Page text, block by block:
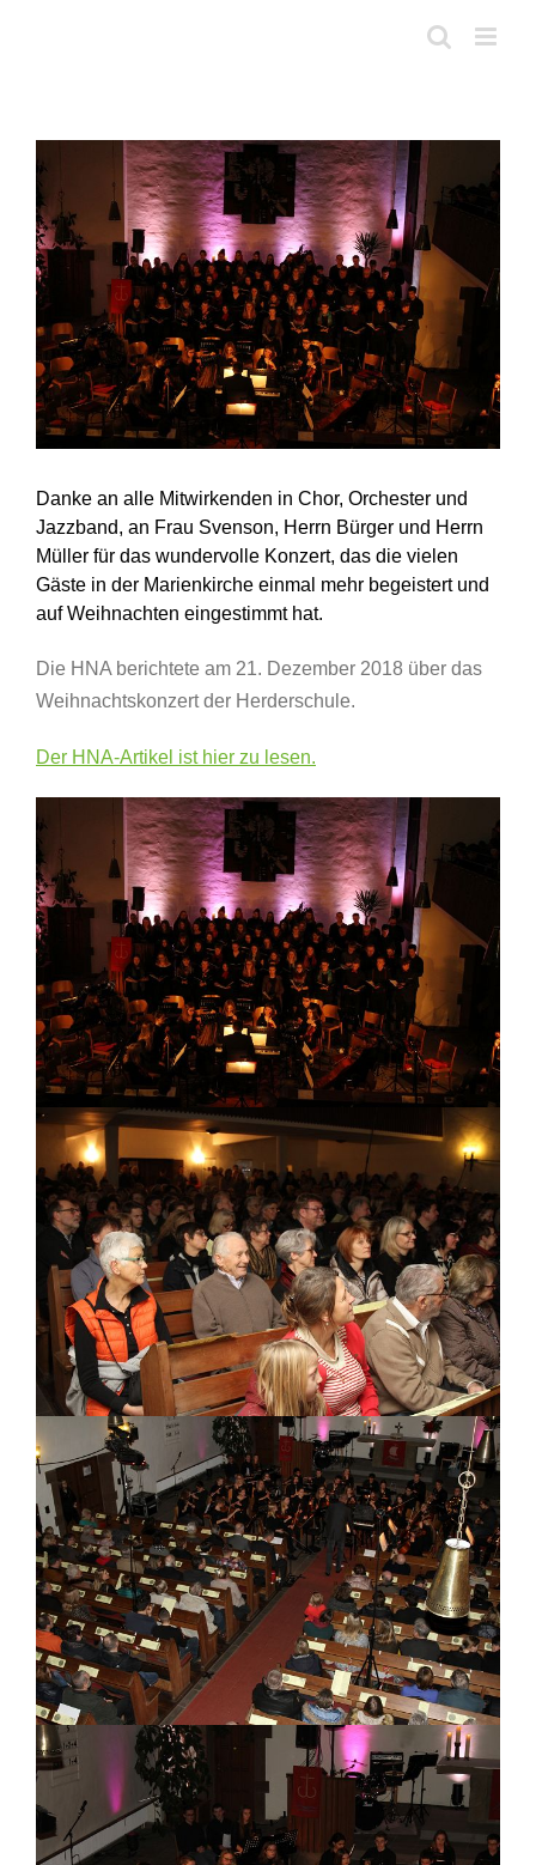
View
Larger
Image
Danke an alle Mitwirkenden in Chor, Orchester und
Jazzband, an Frau Svenson, Herrn Bürger und Herrn
Müller für das wundervolle Konzert, das die vielen
Gäste in der Marienkirche einmal mehr begeistert und
auf Weihnachten eingestimmt hat.
Die HNA berichtete am 21. Dezember 2018 über das
Weihnachtskonzert der Herderschule.
Der HNA-Artikel ist hier zu lesen.